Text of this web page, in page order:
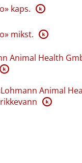
kaps. K
mikst. K
Animal Health
K
Animal
K